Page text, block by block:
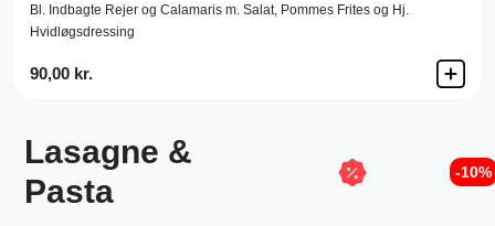
Bl. Indbagte Rejer og Calamaris m. Salat, Pommes Frites og Hj.
Hvidløgsdressing
90,00 kr.
Lasagne &
Pasta
-10%